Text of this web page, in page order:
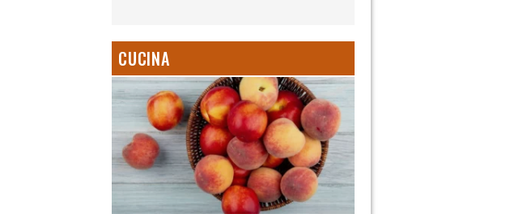
CUCINA